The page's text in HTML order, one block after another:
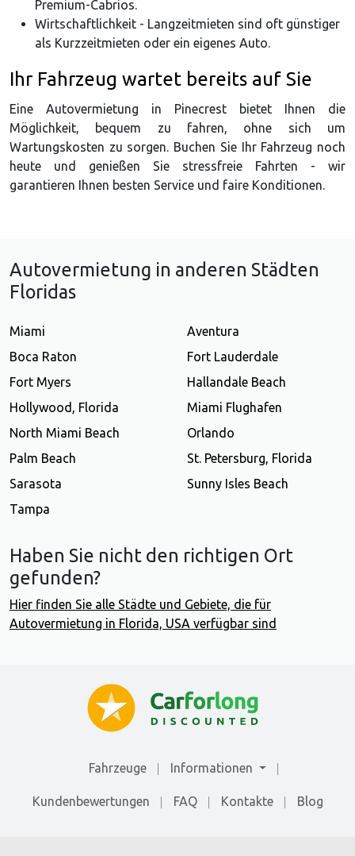
Premium-Cabrios.
Wirtschaftlichkeit - Langzeitmieten sind oft günstiger
als Kurzzeitmieten oder ein eigenes Auto.
Ihr Fahrzeug wartet bereits auf Sie
Eine Autovermietung in Pinecrest bietet Ihnen die
Möglichkeit, bequem zu fahren, ohne sich um
Wartungskosten zu sorgen. Buchen Sie Ihr Fahrzeug noch
heute und genießen Sie stressfreie Fahrten - wir
garantieren Ihnen besten Service und faire Konditionen.
Autovermietung in anderen Städten
Floridas
Miami
Aventura
Boca Raton
Fort Lauderdale
Fort Myers
Hallandale Beach
Hollywood, Florida
Miami Flughafen
North Miami Beach
Orlando
Palm Beach
St. Petersburg, Florida
Sarasota
Sunny Isles Beach
Tampa
Haben Sie nicht den richtigen Ort
gefunden?
Hier finden Sie alle Städte und Gebiete, die für
Autovermietung in Florida, USA verfügbar sind
Fahrzeuge Informationen
Kundenbewertungen FAQ Kontakte Blog